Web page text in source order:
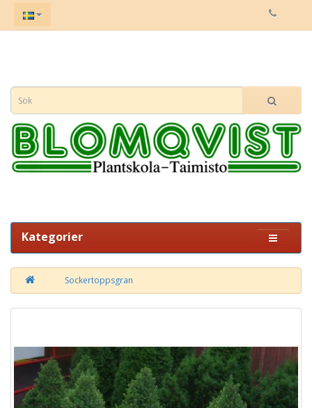
Kategorier
Sockertoppsgran